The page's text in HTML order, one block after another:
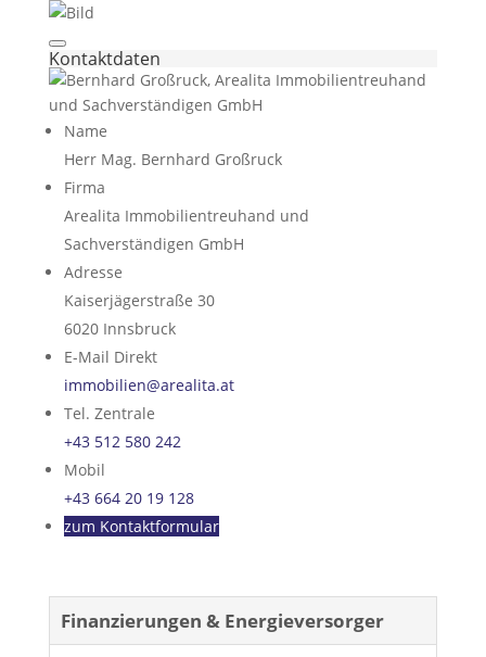
Kontaktdaten
Name
Herr Mag. Bernhard Großruck
Firma
Arealita Immobilientreuhand und
Sachverständigen GmbH
Adresse
Kaiserjägerstraße 30
6020 Innsbruck
E-Mail Direkt
immobilien@arealita.at
Tel. Zentrale
+43 512 580 242
Mobil
+43 664 20 19 128
zum Kontaktformular
Finanzierungen & Energieversorger